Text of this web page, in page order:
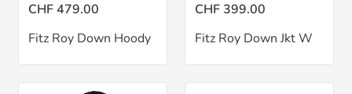
CHF 479.00
Fitz Roy Down Hoody
CHF 399.00
Fitz Roy Down Jkt W